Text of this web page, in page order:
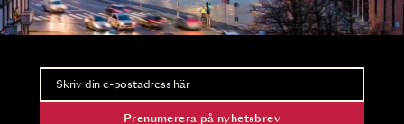
Nyhetsbrev
Ta del av förhandsinformation och biljettsläpp.
Prenumerera på nyhetsbrev